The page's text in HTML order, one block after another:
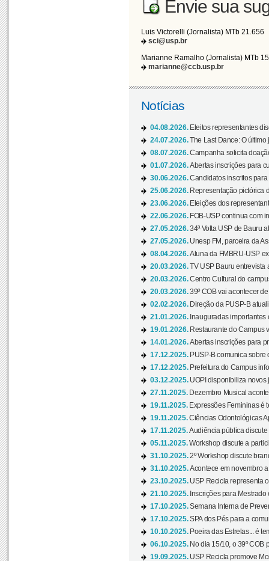
Envie sua
Luis Victorelli (Jornalista) MTb 21.656
sci@usp.br
Marianne Ramalho (Jornalista) MTb
marianne@ccb.usp.br
Notícias
04.08.2026. Eleitos representantes
24.07.2026.The Last Dance: O
08.07.2026.Campanha solicita
01.07.2026.Abertas inscrições para
30.06.2026.Candidatos inscritos
25.06.2026. Representação pictórica
23.06.2026. Eleições dos
22.06.2026. FOB-USP continua com
27.05.2026.34ª Volta USP de Bauru
27.05.2026. Unesp FM, parceira da
08.04.2026.Aluna da FMBRU-USP
20.03.2026.TV USP Bauru entrevista
20.03.2026.Centro Cultural do
20.03.2026.39º COB vai acontecer
02.02.2026. Direção da PUSP-B
21.01.2026. Inauguradas
19.01.2026. Restaurante do Campus
14.01.2026.Abertas inscrições para
17.12.2025. PUSP-B comunica sobre
17.12.2025. Prefeitura do Campus
03.12.2025. UOPI disponibiliza novos
27.11.2025. Dezembro Musical
19.11.2025. Expressões Femininas é
19.11.2025.Ciências Odontológicas
17.11.2025.Audiência pública
05.11.2025.Workshop discute a
31.10.2025.2º Workshop discute
31.10.2025.Acontece em novembro
23.10.2025. USP Recicla representa
21.10.2025. Inscrições para
17.10.2025.Semana Interna de
17.10.2025.SPA dos Pés para a
10.10.2025. Poeira das Estrelas... é
06.10.2025. No dia 15/10, o 39º COB
19.09.2025. USP Recicla promove